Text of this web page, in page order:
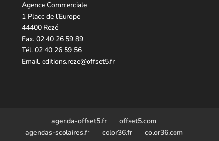
Agence Commerciale
1 Place de l’Europe
44400 Rezé
Fax. 02 40 26 59 89
Tél. 02 40 26 59 56
Email. editions.reze@offset5.fr
agenda-offset5.fr
offset5.com
agendas-scolaires.fr
color36.fr
color36.com